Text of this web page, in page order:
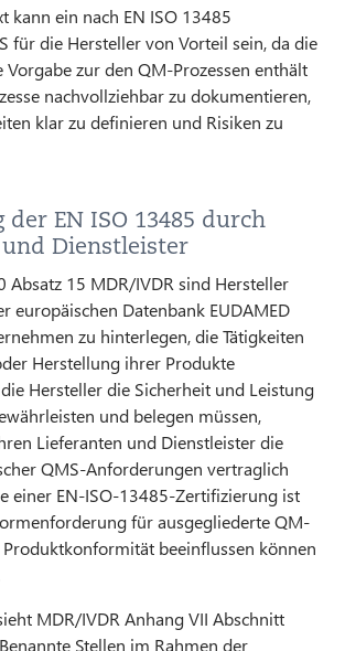
kann ein nach EN ISO 13485
für die Hersteller von Vorteil sein, da die
zur den QM-Prozessen enthält
nachvollziehbar zu dokumentieren,
klar zu definieren und Risiken zu
EN ISO 13485 durch
Dienstleister
Absatz 15 MDR/IVDR sind Hersteller
europäischen Datenbank EUDAMED
zu hinterlegen, die Tätigkeiten
Herstellung ihrer Produkte
Hersteller die Sicherheit und Leistung
und belegen müssen,
Lieferanten und Dienstleister die
QMS-Anforderungen vertraglich
einer EN-ISO-13485-Zertifizierung ist
für ausgegliederte QM-
Produktkonformität beeinflussen können
MDR/IVDR Anhang VII Abschnitt
Stellen im Rahmen der